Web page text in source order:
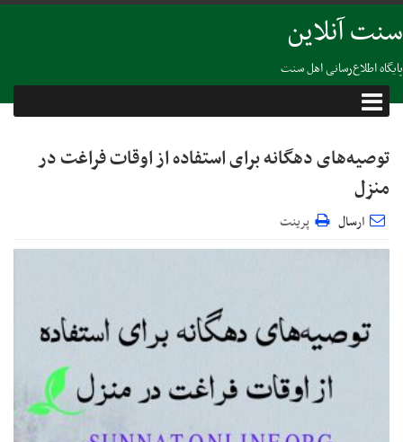
سنت آنلاین
پایگاه اطلاع‌رسانی اهل سنت
توصیه‌های دهگانه برای استفاده از اوقات فراغت در
منزل
ارسال پرینت